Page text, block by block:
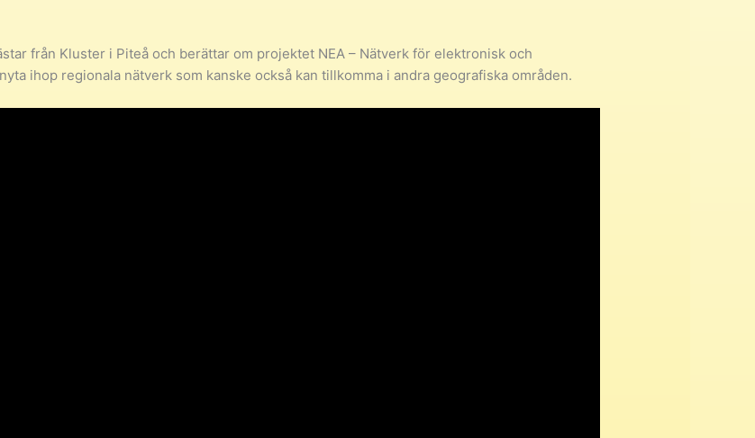
från Kluster i Piteå och berättar om projektet NEA – Nätverk för elektronisk och
ihop regionala nätverk som kanske också kan tillkomma i andra geografiska områden.